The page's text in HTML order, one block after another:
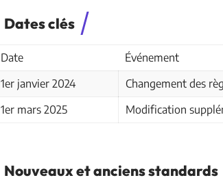
Dates clés
Date
Événement
1er janvier 2024
Changement des
1er mars 2025
Modification
Nouveaux et anciens standards